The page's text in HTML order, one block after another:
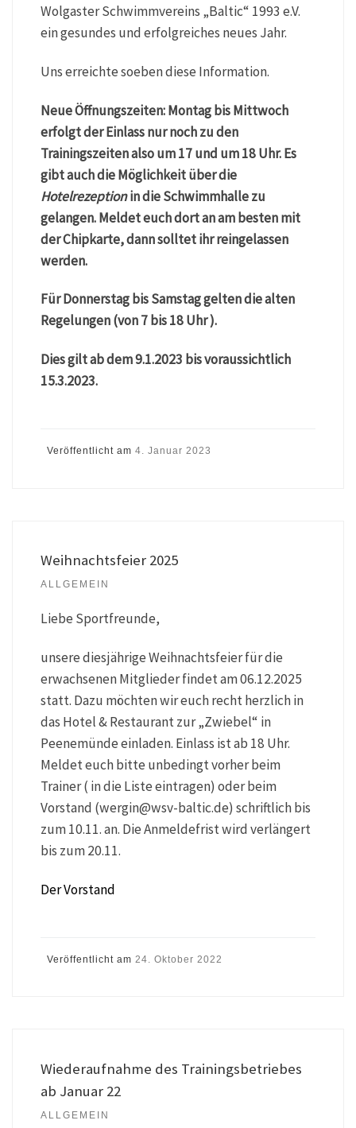
Wolgaster Schwimmvereins „Baltic“ 1993 e.V.
ein gesundes und erfolgreiches neues Jahr.
Uns erreichte soeben diese Information.
Neue Öffnungszeiten: Montag bis Mittwoch
erfolgt der Einlass nur noch zu den
Trainingszeiten also um 17 und um 18 Uhr. Es
gibt auch die Möglichkeit über die
Hotelrezeptionin die Schwimmhalle zu
gelangen. Meldet euch dort an am besten mit
der Chipkarte, dann solltet ihr reingelassen
werden.
Für Donnerstag bis Samstag gelten die alten
Regelungen (von 7 bis 18 Uhr ).
Dies gilt ab dem 9.1.2023 bis voraussichtlich
15.3.2023.
Veröffentlicht am4. Januar 2023
Weihnachtsfeier 2025
ALLGEMEIN
Liebe Sportfreunde,
unsere diesjährige Weihnachtsfeier für die
erwachsenen Mitglieder findet am 06.12.2025
statt. Dazu möchten wir euch recht herzlich in
das Hotel & Restaurant zur „Zwiebel“ in
Peenemünde einladen. Einlass ist ab 18 Uhr.
Meldet euch bitte unbedingt vorher beim
Trainer ( in die Liste eintragen) oder beim
Vorstand (wergin@wsv-baltic.de) schriftlich bis
zum 10.11. an. Die Anmeldefrist wird verlängert
bis zum 20.11.
Der Vorstand
Veröffentlicht am 24. Oktober 2022
Wiederaufnahme des Trainingsbetriebes
ab Januar 22
ALLGEMEIN